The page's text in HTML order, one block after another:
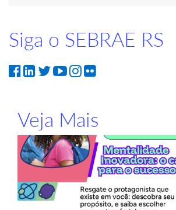
Siga o SEBRAE RS
Veja Mais